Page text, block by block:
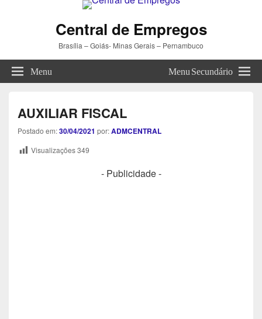
Central de Empregos
Brasília – Goiás- Minas Gerais – Pernambuco
Menu Menu Secundário
AUXILIAR FISCAL
Postado em:30/04/2021 por:ADMCENTRAL
Visualizações349
- Publicidade -